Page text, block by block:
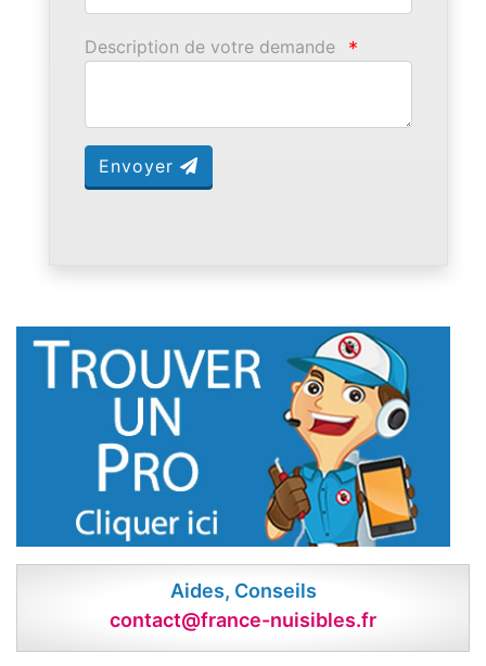
Description de votre demande *
Envoyer
Aides, Conseils
contact@france-nuisibles.fr